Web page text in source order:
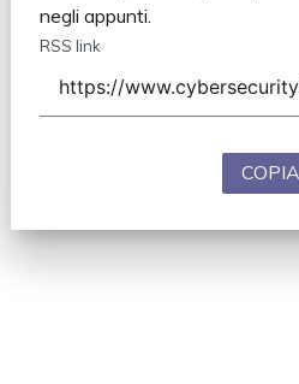
negli appunti.
RSS link